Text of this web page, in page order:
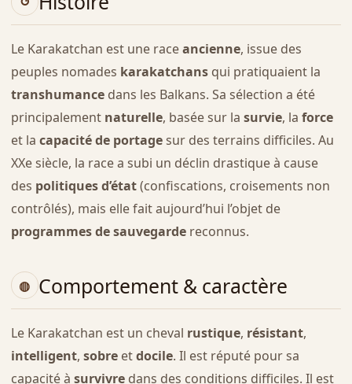
Le Karakatchan est une raceancienne, issue des
peuples nomades karakatchansqui pratiquaient la
transhumancedans les Balkans. Sa sélection a été
principalement naturelle, basée sur la survie, la force
et la capacité de portagesur des terrains difficiles. Au
XXe siècle, la race a subi un déclin drastique à cause
des politiques d’état(confiscations, croisements non
contrôlés), mais elle fait aujourd’hui l’objet de
programmes de sauvegardereconnus.
Comportement & caractère
Le Karakatchan est un cheval rustique, résistant,
intelligent, sobreetdocile. Il est réputé pour sa
capacité à survivredans des conditions difficiles. Il est